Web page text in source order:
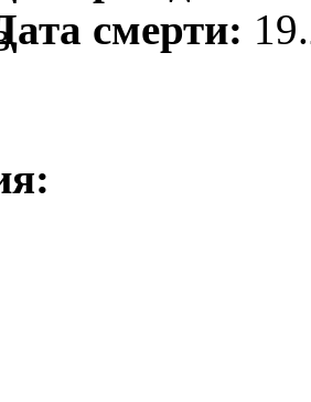
смерти: